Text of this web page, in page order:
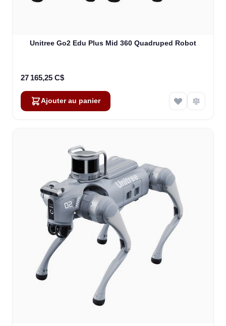
Unitree Go2 Edu Plus Mid 360 Quadruped Robot
27 165,25 C$
Ajouter au panier